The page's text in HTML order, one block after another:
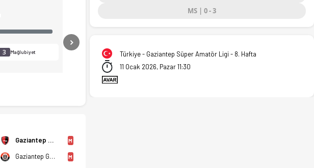
3 Mağlubiyet Next
Gaziantep Sanayi Esnafspor M
Gaziantep Gazispor M
MS | 0 - 3
Türkiye - Gaziantep Süper Amatör Ligi - 8. Hafta
11 Ocak 2026, Pazar 11:30